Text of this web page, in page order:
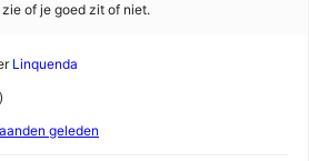
of je goed zit of niet.
Linquenda
geleden